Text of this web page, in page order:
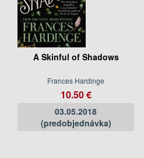
A Skinful of Shadows
Frances Hardinge
10.50 €
03.05.2018
(predobjednávka)